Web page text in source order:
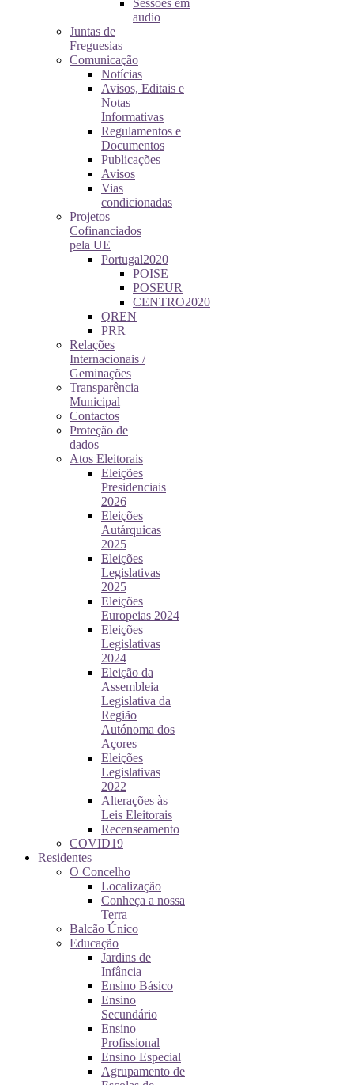
Sessões em
audio
Juntas de
Freguesias
Comunicação
Notícias
Avisos, Editais e
Notas
Informativas
Regulamentos e
Documentos
Publicações
Avisos
Vias
condicionadas
Projetos
Cofinanciados
pela UE
Portugal2020
POISE
POSEUR
CENTRO2020
QREN
PRR
Relações
Internacionais /
Geminações
Transparência
Municipal
Contactos
Proteção de
dados
Atos Eleitorais
Eleições
Presidenciais
2026
Eleições
Autárquicas
2025
Eleições
Legislativas
2025
Eleições
Europeias 2024
Eleições
Legislativas
2024
Eleição da
Assembleia
Legislativa da
Região
Autónoma dos
Açores
Eleições
Legislativas
2022
Alterações às
Leis Eleitorais
Recenseamento
COVID19
Residentes
O Concelho
Localização
Conheça a nossa
Terra
Balcão Único
Educação
Jardins de
Infância
Ensino Básico
Ensino
Secundário
Ensino
Profissional
Ensino Especial
Agrupamento de